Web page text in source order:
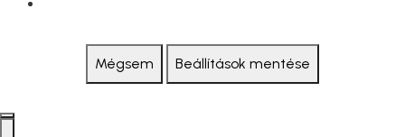
Mégsem Beállítások mentése